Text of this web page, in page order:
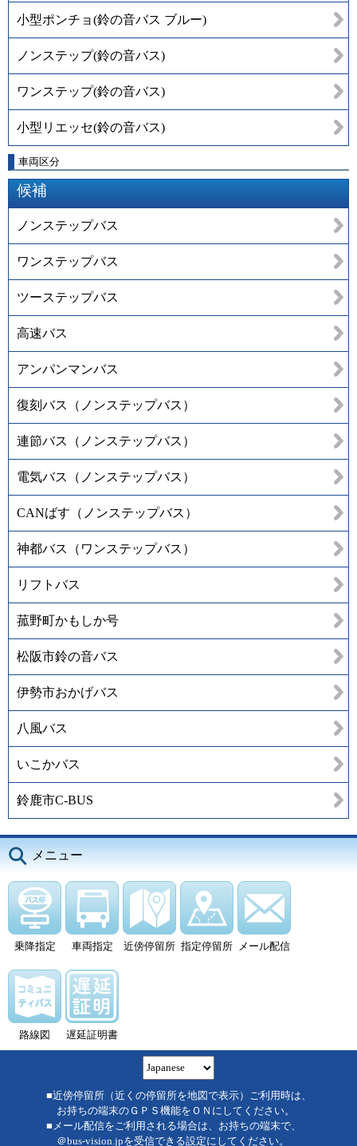
小型ポンチョ(鈴の音バス ブルー)
ノンステップ(鈴の音バス)
ワンステップ(鈴の音バス)
小型リエッセ(鈴の音バス)
車両区分
候補
ノンステップバス
ワンステップバス
ツーステップバス
高速バス
アンパンマンバス
復刻バス（ノンステップバス）
連節バス（ノンステップバス）
電気バス（ノンステップバス）
CANばす（ノンステップバス）
神都バス（ワンステップバス）
リフトバス
菰野町かもしか号
松阪市鈴の音バス
伊勢市おかげバス
八風バス
いこかバス
鈴鹿市C-BUS
メニュー
乗降指定 車両指定 近傍停留所 指定停留所 メール配信
路線図 遅延証明書
■近傍停留所（近くの停留所を地図で表示）ご利用時は、
お持ちの端末のＧＰＳ機能をＯＮにしてください。
■メール配信をご利用される場合は、お持ちの端末で、
＠bus-vision.jpを受信できる設定にしてください。